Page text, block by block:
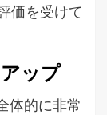
価を受けて
ップ
体的に非常